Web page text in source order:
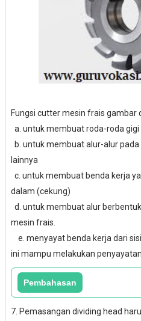
Fungsi cutter mesin frais gambar
a. untuk membuat roda-roda gigi
b. untuk membuat alur-alur
lainnya
c. untuk membuat benda kerja
dalam (cekung)
d. untuk membuat alur
mesin frais.
e. menyayat benda kerja dari
ini mampu melakukan
7. Pemasangan dividing head